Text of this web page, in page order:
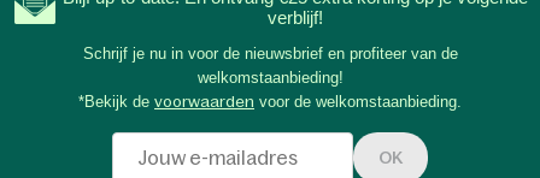
verblijf!
Schrijf je nu in voor de nieuwsbrief en profiteer van de
welkomstaanbieding!
*Bekijk de voorwaarden voor de welkomstaanbieding.
OK